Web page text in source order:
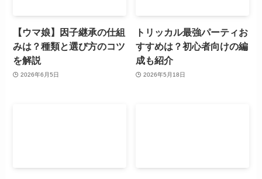
【ウマ娘】因子継承の仕組
みは？種類と選び方のコツ
を解説
2026年6月5日
トリッカル最強パーティお
すすめは？初心者向けの編
成も紹介
2026年5月18日